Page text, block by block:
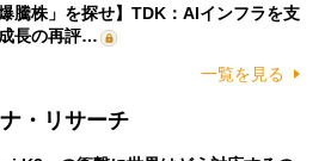
騰株」を探せ】TDK：AIインフラを支
長の再評…
一覧を見る
・リサーチ